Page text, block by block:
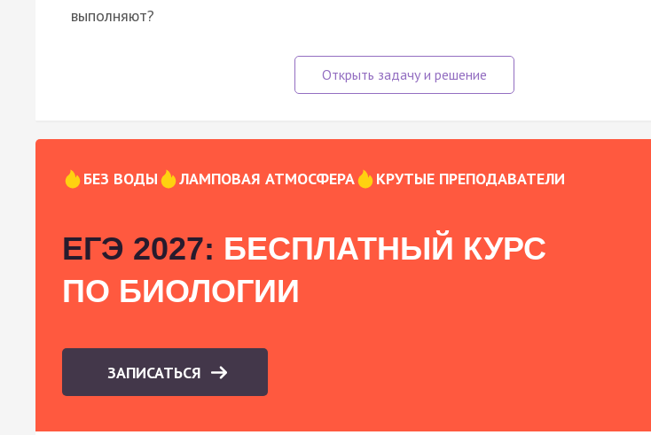
выполняют?
БЕЗ ВОДЫ ЛАМПОВАЯ АТМОСФЕРА КРУТЫЕ ПРЕПОДАВАТЕЛИ
ЕГЭ 2027: БЕСПЛАТНЫЙ КУРС
ПО БИОЛОГИИ
ЗАПИСАТЬСЯ